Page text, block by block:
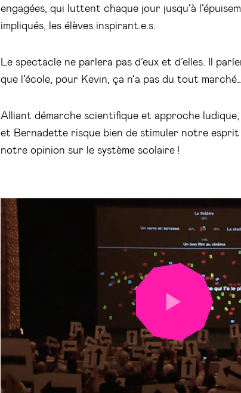
engagées, qui luttent chaque jour jusqu’à
impliqués, les élèves inspirant.e.s.
Le spectacle ne parlera pas d’eux et d’elles. Il
que l’école, pour Kevin, ça n’a pas du tout marché…
Alliant démarche scientifique et approche
et Bernadette risque bien de stimuler notre
notre opinion sur le système scolaire !
LANCER